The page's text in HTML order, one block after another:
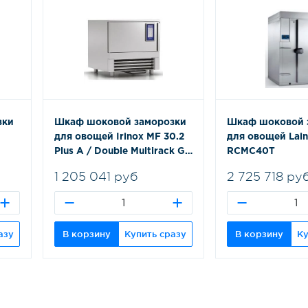
Шкаф шоковой заморозки
для овощей Irinox MF 30.2
Plus A / Double Multirack GN
1 205 041 руб
В корзину Купить сразу
Шкаф шоковой
для овощей
RCMC40T
2 725 718
В корзину